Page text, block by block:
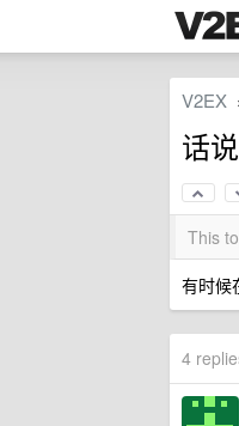
V2EX
话
This
有时候
4